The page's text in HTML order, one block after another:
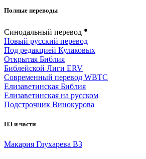
Полные переводы
Синодальный перевод ●
Новый русский перевод
Под редакцией Кулаковых
Открытая Библия
Библейской Лиги ERV
Cовременный перевод WBTC
Елизаветинская Библия
Елизаветинская на русском
Подстрочник Винокурова
НЗ и части
Макария Глухарева ВЗ